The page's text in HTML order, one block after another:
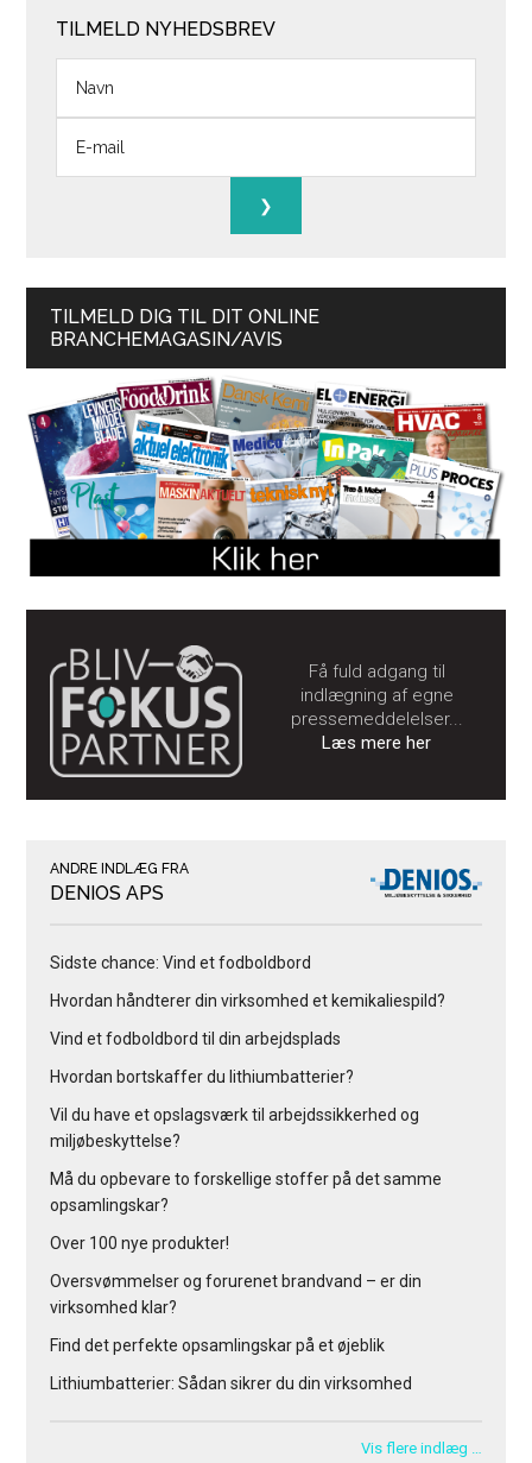
TILMELD NYHEDSBREV
TILMELD DIG TIL DIT ONLINE
BRANCHEMAGASIN/AVIS
Få fuld adgang til
indlægning af egne
pressemeddelelser...
Læs mere her
ANDRE INDLÆG FRA
DENIOS APS
Sidste chance: Vind et fodboldbord
Hvordan håndterer din virksomhed et kemikaliespild?
Vind et fodboldbord til din arbejdsplads
Hvordan bortskaffer du lithiumbatterier?
Vil du have et opslagsværk til arbejdssikkerhed og
miljøbeskyttelse?
Må du opbevare to forskellige stoffer på det samme
opsamlingskar?
Over 100 nye produkter!
Oversvømmelser og forurenet brandvand – er din
virksomhed klar?
Find det perfekte opsamlingskar på et øjeblik
Lithiumbatterier: Sådan sikrer du din virksomhed
Vis flere indlæg …